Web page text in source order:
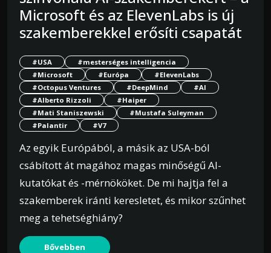
Microsoft és az ElevenLabs is új
szakemberekkel erősíti csapatát
#USA
#mesterséges intelligencia
#Microsoft
#Európa
#ElevenLabs
#Octopus Ventures
#DeepMind
#AI
#Alberto Rizzoli
#Haiper
#Mati Staniszewski
#Mustafa Suleyman
#Palantir
#V7
Az egyik Európából, a másik az USA-ból
csábított át magához magas minőségű AI-
kutatókat és -mérnököket. De mi hajtja fel a
szakemberek iránti keresletet, és mikor szűnhet
meg a tehetséghiány?
Bővebben